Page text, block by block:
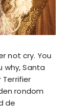
not cry. You
why, Santa
rondom
de